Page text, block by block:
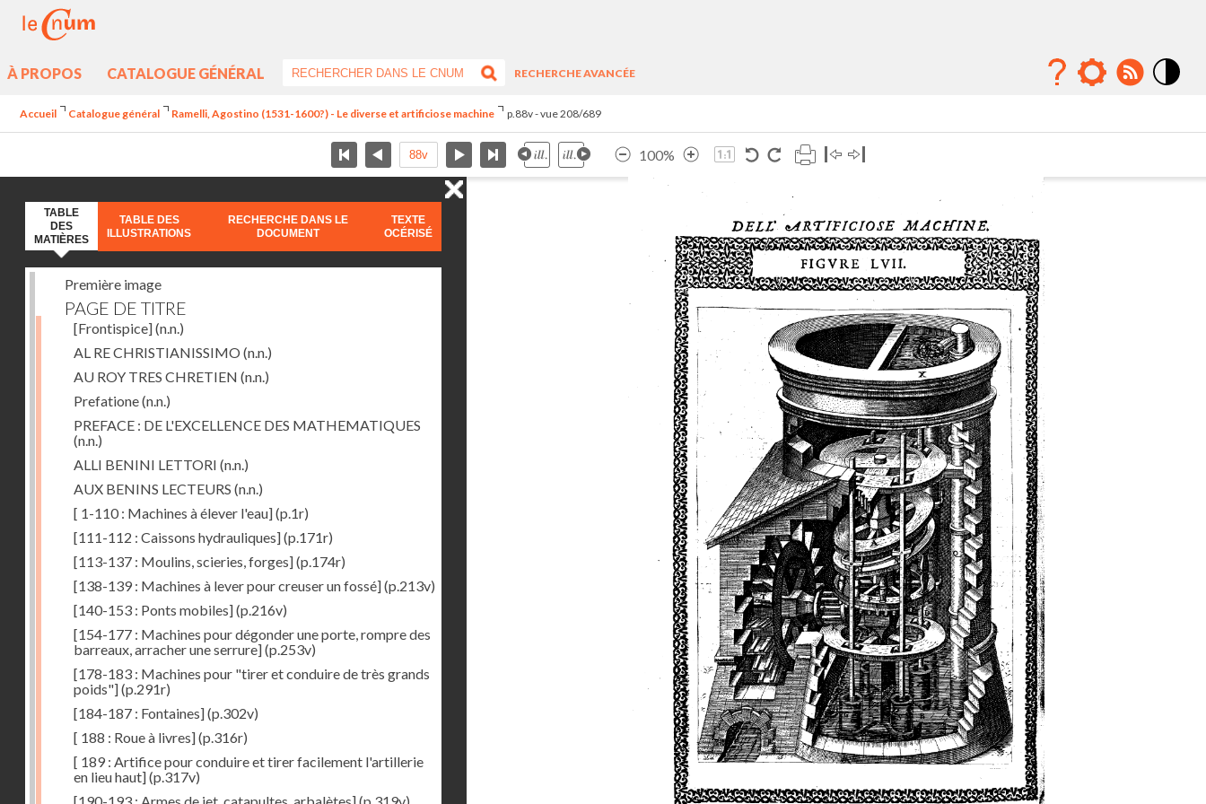
À PROPOS CATALOGUE GÉNÉRAL
RECHERCHE AVANCÉE
Accueil Catalogue général Ramelli, Agostino (1531-1600?) - Le diverse et artificiose machine p.88v - vue 208/689
100%
TABLE
DES
MATIÈRES
TABLE DES
ILLUSTRATIONS
RECHERCHE DANS LE
DOCUMENT
TEXTE
OCÉRISÉ
Première image
PAGE DE TITRE
[Frontispice](n.n.)
AL RE CHRISTIANISSIMO (n.n.)
AU ROY TRES CHRETIEN (n.n.)
Prefatione(n.n.)
PREFACE : DE L'EXCELLENCE DES MATHEMATIQUES
(n.n.)
ALLI BENINI LETTORI (n.n.)
AUX BENINS LECTEURS (n.n.)
[ 1-110 : Machines à élever l'eau](p.1r)
[111-112 : Caissons hydrauliques](p.171r)
[113-137 : Moulins, scieries, forges](p.174r)
[138-139 : Machines à lever pour creuser un fossé](p.213v)
[140-153 : Ponts mobiles](p.216v)
[154-177 : Machines pour dégonder une porte, rompre des
barreaux, arracher une serrure](p.253v)
[178-183 : Machines pour "tirer et conduire de très grands
poids"](p.291r)
[184-187 : Fontaines](p.302v)
[ 188 : Roue à livres](p.316r)
[ 189 : Artifice pour conduire et tirer facilement l'artillerie
en lieu haut](p.317v)